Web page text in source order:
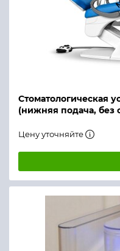
Стоматологическая
(нижняя подача, без
Цену уточняйте